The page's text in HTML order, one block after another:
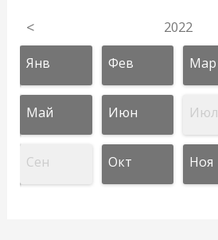
< 2022
Янв Фев Мар
Май Июн Июл
Сен Окт Ноя